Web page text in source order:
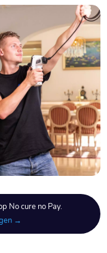
No cure no Pay.
→